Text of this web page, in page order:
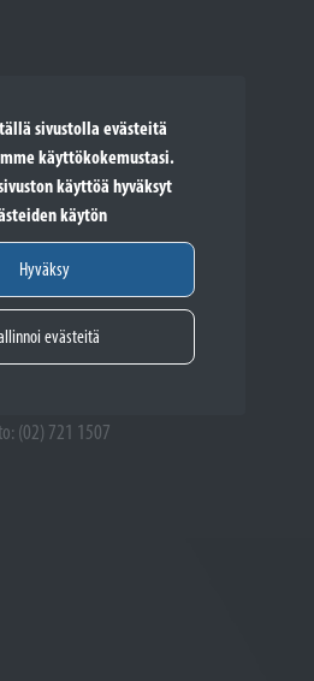
sivustolla evästeitä
käyttökokemustasi.
käyttöä hyväksyt
käytön
Hyväksy
evästeitä
(02) 721 1507